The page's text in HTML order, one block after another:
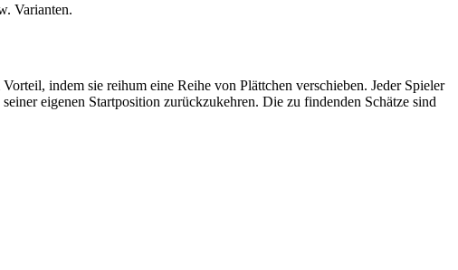
Varianten.
indem sie reihum eine Reihe von Plättchen verschieben. Jeder Spieler
eigenen Startposition zurückzukehren. Die zu findenden Schätze sind